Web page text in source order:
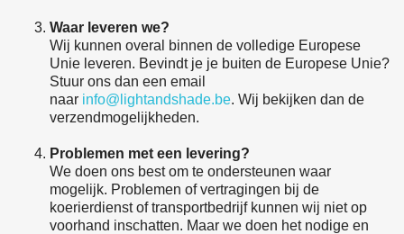
Waar leveren we?
Wij kunnen overal binnen de volledige Europese
Unie leveren. Bevindt je je buiten de Europese Unie?
Stuur ons dan een email
naar info@lightandshade.be. Wij bekijken dan de
verzendmogelijkheden.
Problemen met een levering?
We doen ons best om te ondersteunen waar
mogelijk. Problemen of vertragingen bij de
koerierdienst of transportbedrijf kunnen wij niet op
voorhand inschatten. Maar we doen het nodige en